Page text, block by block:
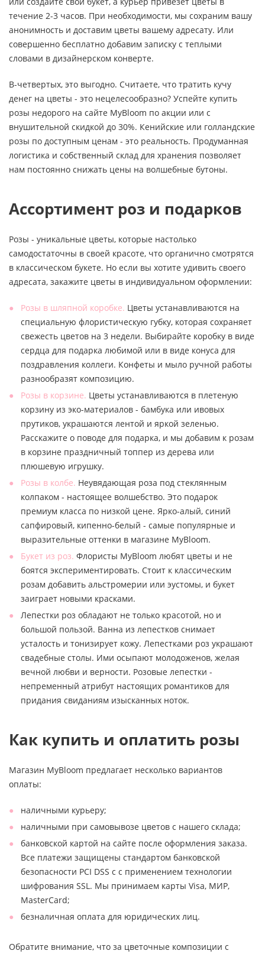
течение 2-3 часов. При необходимости, мы сохраним вашу
анонимность и доставим цветы вашему адресату. Или
совершенно бесплатно добавим записку с теплыми
словами в дизайнерском конверте.
В-четвертых, это выгодно. Считаете, что тратить кучу
денег на цветы - это нецелесообразно? Успейте купить
розы недорого на сайте MyBloom по акции или с
внушительной скидкой до 30%. Кенийские или голландские
розы по доступным ценам - это реальность. Продуманная
логистика и собственный склад для хранения позволяет
нам постоянно снижать цены на волшебные бутоны.
Ассортимент роз и подарков
Розы - уникальные цветы, которые настолько
самодостаточны в своей красоте, что органично смотрятся
в классическом букете. Но если вы хотите удивить своего
адресата, закажите цветы в индивидуальном оформлении:
Розы в шляпной коробке. Цветы устанавливаются на
специальную флористическую губку, которая сохраняет
свежесть цветов на 3 недели. Выбирайте коробку в виде
сердца для подарка любимой или в виде конуса для
поздравления коллеги. Конфеты и мыло ручной работы
разнообразят композицию.
Розы в корзине. Цветы устанавливаются в плетеную
корзину из эко-материалов - бамбука или ивовых
прутиков, украшаются лентой и яркой зеленью.
Расскажите о поводе для подарка, и мы добавим к розам
в корзине праздничный топпер из дерева или
плюшевую игрушку.
Розы в колбе. Неувядающая роза под стеклянным
колпаком - настоящее волшебство. Это подарок
премиум класса по низкой цене. Ярко-алый, синий
сапфировый, кипенно-белый - самые популярные и
выразительные оттенки в магазине MyBloom.
Букет из роз. Флористы MyBloom любят цветы и не
боятся экспериментировать. Стоит к классическим
розам добавить альстромерии или эустомы, и букет
заиграет новыми красками.
Лепестки роз обладают не только красотой, но и
большой пользой. Ванна из лепестков снимает
усталость и тонизирует кожу. Лепестками роз украшают
свадебные столы. Ими осыпают молодоженов, желая
вечной любви и верности. Розовые лепестки -
непременный атрибут настоящих романтиков для
придания свиданиям изысканных ноток.
Как купить и оплатить розы
Магазин MyBloom предлагает несколько вариантов
оплаты:
наличными курьеру;
наличными при самовывозе цветов с нашего склада;
банковской картой на сайте после оформления заказа.
Все платежи защищены стандартом банковской
безопасности PCI DSS с с применением технологии
шифрования SSL. Мы принимаем карты Visa, МИР,
MasterCard;
безналичная оплата для юридических лиц.
Обратите внимание, что за цветочные композиции с